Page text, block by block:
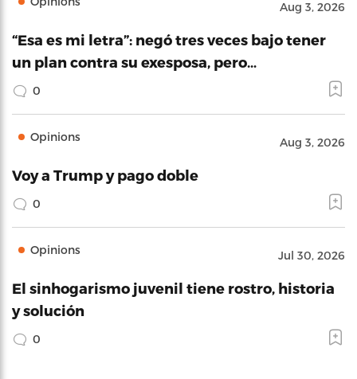
Aug 3, 2026
“Esa es mi letra”: negó tres veces bajo tener
un plan contra su exesposa, pero…
0
Opinions Aug 3, 2026
Voy a Trump y pago doble
0
Opinions Jul 30, 2026
El sinhogarismo juvenil tiene rostro, historia
y solución
0